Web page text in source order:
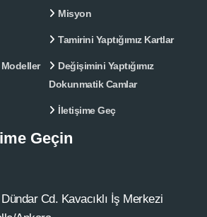
Misyon
Tamirini Yaptığımız Kartlar
Modeller
Değişimini Yaptığımız
Dokunmatik Camlar
İletişime Geç
Geçin
Cd. Kavacıklı İş Merkezi